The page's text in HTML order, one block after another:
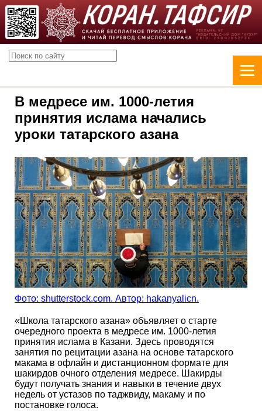
В медресе им. 1000-летия
принятия ислама начались
уроки татарского азана
Фото: shutterstock.com. Автор: hakanyalicn.
«Школа татарского азана» объявляет о старте
очередного проекта в медресе им. 1000-летия
принятия ислама в Казани. Здесь проводятся
занятия по рецитации азана на основе татарского
макама в офлайн и дистанционном формате для
шакирдов очного отделения медресе. Шакирды
будут получать знания и навыки в течение двух
недель от устазов по таджвиду, макаму и по
постановке голоса.